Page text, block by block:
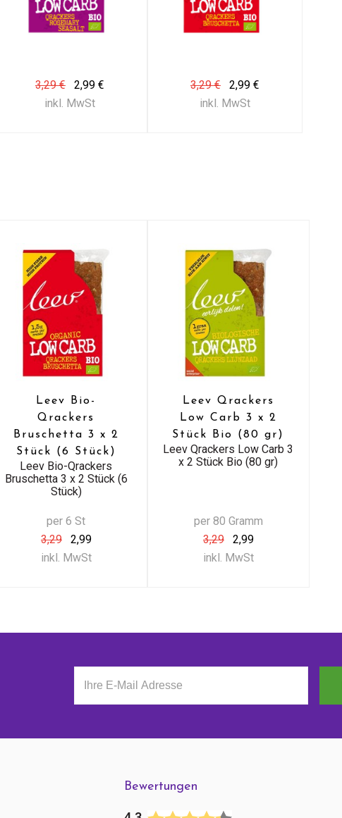
3,29 €
2,99 €
inkl. MwSt
3,29 €
2,99 €
inkl. MwSt
Leev Bio-
Qrackers
Bruschetta 3 x 2
Stück (6 Stück)
Leev Bio-Qrackers
Bruschetta 3 x 2 Stück (6
Stück)
per 6 St
3,29
2,99
inkl. MwSt
Leev Qrackers
Low Carb 3 x 2
Stück Bio (80 gr)
Leev Qrackers Low Carb 3
x 2 Stück Bio (80 gr)
per 80 Gramm
3,29
2,99
inkl. MwSt
Bewertungen